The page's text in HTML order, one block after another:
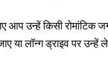
आप उन्हें किसी
या लॉन्ग ड्राइव पर उन्हें